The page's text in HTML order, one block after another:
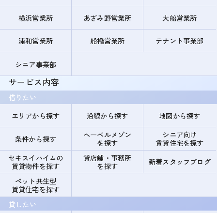
横浜営業所 あざみ野営業所 大船営業所
浦和営業所 船橋営業所 テナント事業部
シニア事業部
サービス内容
借りたい
エリアから探す
沿線から探す 地図から探す
条件から探す
ヘーベルメゾン
を探す
シニア向け
賃貸住宅を探す
セキスイハイムの
賃貸物件を探す
貸店舗・事務所
を探す
新着スタッフブログ
ペット共生型
賃貸住宅を探す
貸したい